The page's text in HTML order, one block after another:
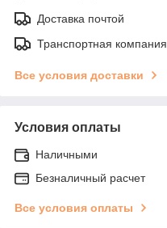
Доставка почтой
Транспортная компания
Все условия доставки
Условия оплаты
Наличными
Безналичный расчет
Все условия оплаты